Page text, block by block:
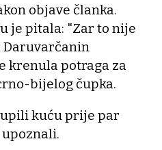
objave članka.
je pitala: "Zar to nije
Daruvarčanin
krenula potraga za
bijelog čupka.
kuću prije par
upoznali.